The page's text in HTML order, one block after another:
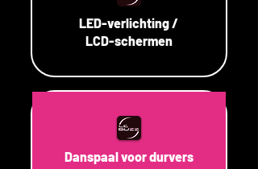
LED-verlichting /
LCD-schermen
Danspaal voor durvers